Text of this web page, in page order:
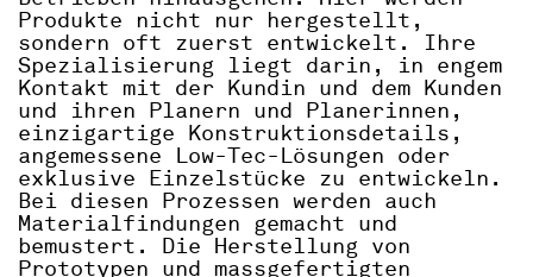
Produkte nicht nur hergestellt,
sondern oft zuerst entwickelt. Ihre
Spezialisierung liegt darin, in engem
Kontakt mit der Kundin und dem Kunden
und ihren Planern und Planerinnen,
einzigartige Konstruktionsdetails,
angemessene Low-Tec-Lösungen oder
exklusive Einzelstücke zu entwickeln.
Bei diesen Prozessen werden auch
Materialfindungen gemacht und
bemustert. Die Herstellung von
Prototypen und massgefertigten